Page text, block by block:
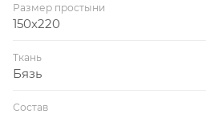
Размер простыни
150x220
Ткань
Бязь
Состав